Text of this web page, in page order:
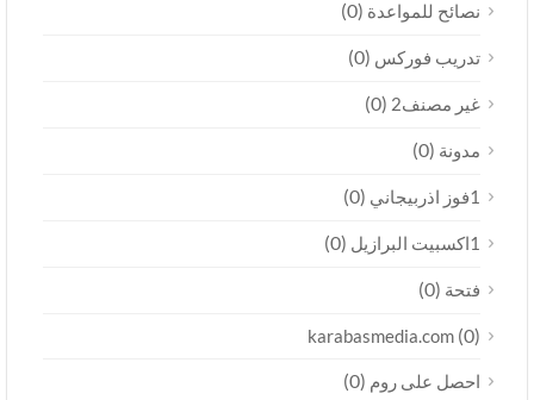
نصائح للمواعدة(0)
تدريب فوركس(0)
غير مصنف2 (0)
مدونة(0)
1فوز اذربيجاني (0)
1اكسبيت البرازيل (0)
فتحة(0)
karabasmedia.com(0)
احصل على روم(0)